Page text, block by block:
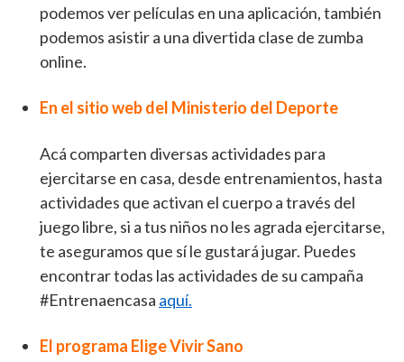
podemos ver películas en una aplicación, también
podemos asistir a una divertida clase de zumba
online.
En el sitio web del Ministerio del Deporte
Acá comparten diversas actividades para
ejercitarse en casa, desde entrenamientos, hasta
actividades que activan el cuerpo a través del
juego libre, si a tus niños no les agrada ejercitarse,
te aseguramos que sí le gustará jugar. Puedes
encontrar todas las actividades de su campaña
#Entrenaencasa aquí.
El programa Elige Vivir Sano